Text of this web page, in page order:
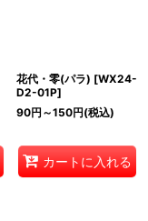
花代・零(パラ) [WX24-
D2-01P]
90円 ～150円(税込)
カートに入れる